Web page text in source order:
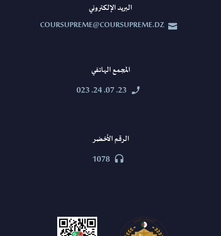
البريد الإلكتروني


COURSUPREME@COURSUPREME.DZ
المجمع الهاتفي


23. 07. 24. 023
الرقم الأخضر


1078